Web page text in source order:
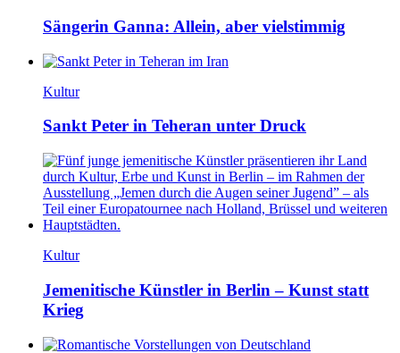
Sängerin Ganna: Allein, aber vielstimmig
Kultur
Sankt Peter in Teheran unter Druck
Kultur
Jemenitische Künstler in Berlin – Kunst statt
Krieg